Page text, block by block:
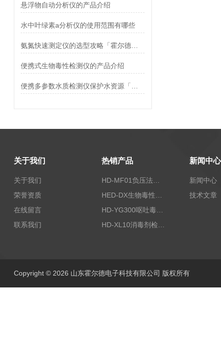
悬浮物自动分析仪的产品介绍
水中叶绿素a分析仪的使用范围有哪些
便携式生物毒性检测仪的产品介绍
关于我们
关于我们
荣誉资质
在线留言
联系我们
热销产品
HD-MF01负压法密封性测试仪
新闻中心
新闻中心
技术文章
Copyright © 2026 山东霍尔德电子科技有限公司 版权所有